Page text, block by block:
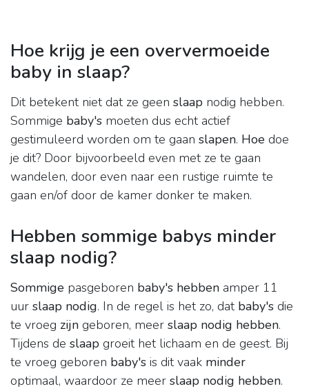
Hoe krijg je een oververmoeide
baby in slaap?
Dit betekent niet dat ze geen slaap nodig hebben.
Sommige baby's moeten dus echt actief
gestimuleerd worden om te gaan slapen. Hoe doe
je dit? Door bijvoorbeeld even met ze te gaan
wandelen, door even naar een rustige ruimte te
gaan en/of door de kamer donker te maken.
Hebben sommige babys minder
slaap nodig?
Sommige pasgeboren baby's hebben amper 11
uur slaap nodig. In de regel is het zo, dat baby's die
te vroeg zijn geboren, meer slaap nodig hebben.
Tijdens de slaap groeit het lichaam en de geest. Bij
te vroeg geboren baby's is dit vaak minder
optimaal, waardoor ze meer slaap nodig hebben.